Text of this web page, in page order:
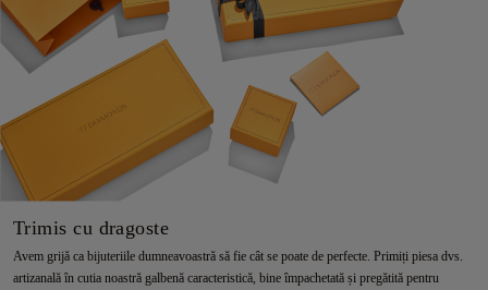
Trimis cu dragoste
Avem grijă ca bijuteriile dumneavoastră să fie cât se poate de perfecte. Primiți piesa dvs.
artizanală în cutia noastră galbenă caracteristică, bine împachetată și pregătită pentru